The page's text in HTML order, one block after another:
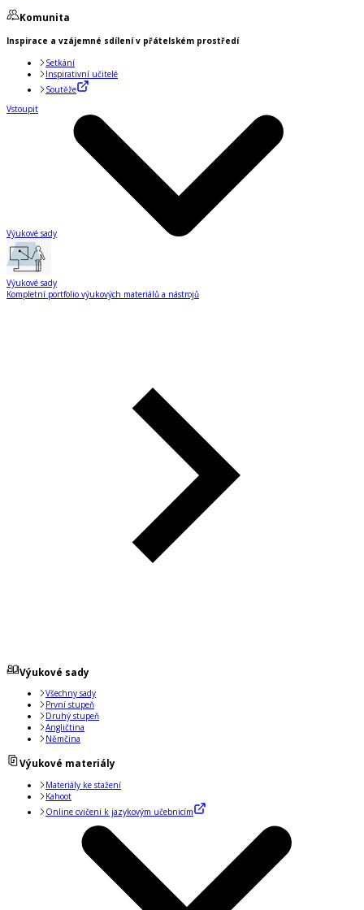
Komunita
Inspirace a vzájemné sdílení v přátelském prostředí
Setkání
Inspirativní učitelé
Soutěže
Vstoupit
Výukové sady
Výukové sady
Kompletní portfolio výukových materiálů a nástrojů
Výukové sady
Všechny sady
První stupeň
Druhý stupeň
Angličtina
Němčina
Výukové materiály
Materiály ke stažení
Kahoot
Online cvičení k jazykovým učebnicím